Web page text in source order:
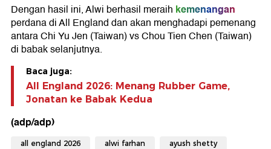
Dengan hasil ini, Alwi berhasil meraih kemenangan
perdana di All England dan akan menghadapi pemenang
antara Chi Yu Jen (Taiwan) vs Chou Tien Chen (Taiwan)
di babak selanjutnya.
Baca juga:
All England 2026: Menang Rubber Game,
Jonatan ke Babak Kedua
(adp/adp)
all england 2026 alwi farhan ayush shetty